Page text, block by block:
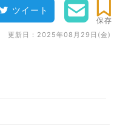
ツイート
保存
更新日： 2025年08月29日(金)